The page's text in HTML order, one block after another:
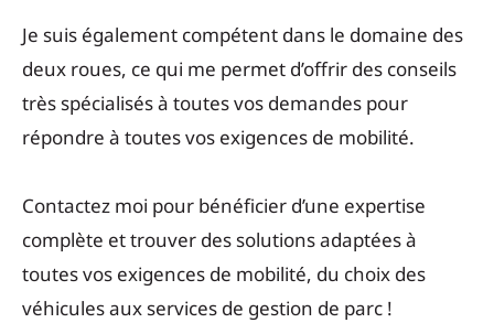
Je suis également compétent dans le domaine des
deux roues, ce qui me permet d’offrir des conseils
très spécialisés à toutes vos demandes pour
répondre à toutes vos exigences de mobilité.
Contactez moi pour bénéficier d’une expertise
complète et trouver des solutions adaptées à
toutes vos exigences de mobilité, du choix des
véhicules aux services de gestion de parc !